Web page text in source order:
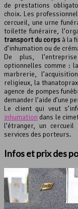
de prestations
choix. Les
cercueil, une urne
toilette funéraire,
transport du corps à la
d’inhumation ou de
De plus,
optionnelles comme :
marbrerie,
religieux, la
agence de pompes
demander l’aide d’une
Le client qui veut
inhumation dans le
l’étranger, un
services des porteurs.
Infos et prix des